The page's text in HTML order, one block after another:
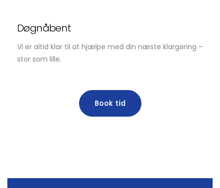
Døgnåbent
Vi er altid klar til at hjælpe med din næste klargøring –
stor som lille.
Book tid